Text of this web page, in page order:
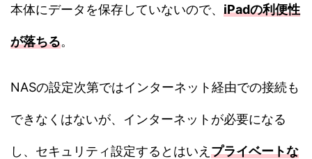
本体にデータを保存していないので、 iPadの利便性
が落ちる。
NASの設定次第ではインターネット経由での接続も
できなくはないが、インターネットが必要になる
し、セキュリティ設定するとはいえ プライベートな